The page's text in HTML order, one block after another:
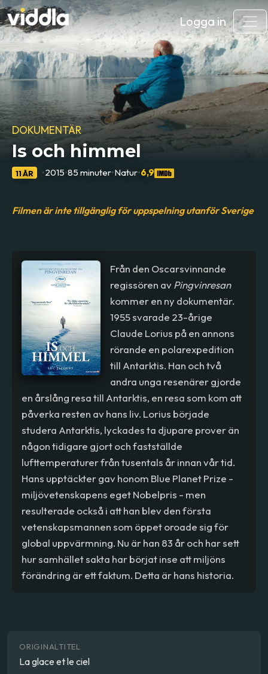
Logga in
DOKUMENTÄR
Is och himmel
11 ÅR •2015•85 minuter•Natur•6,9
Filmen är inte tillgänglig för uppspelning utanför Sverige
Från den Oscarsvinnande
regissören avPingvinresan
kommer en ny dokumentär.
1955 svarade 23-årige
Claude Lorius på en annons
rörande en polarexpedition
till Antarktis. Han och två
andra unga resenärer gjorde
en årslång resa till Antarktis, en resa som kom att
påverka resten av hans liv. Lorius började
studera Antarktis, lyckades ta djupare prover än
någon tidigare gjort och fastställde
lufttemperaturer från tusentals år innan vår tid.
Hans upptäckter gav honom Blue Planet Prize -
miljövetenskapens eget Nobelpris - men
resulterade också i att han blev den första
vetenskapsmannen som öppet oroade sig för
global uppvärmning. Nu är han 83 år och har sett
hur samhället sakta har börjat inse att miljöns
förändring är ett faktum. Detta är hans historia.
ORIGINALTITEL
La glace et le ciel